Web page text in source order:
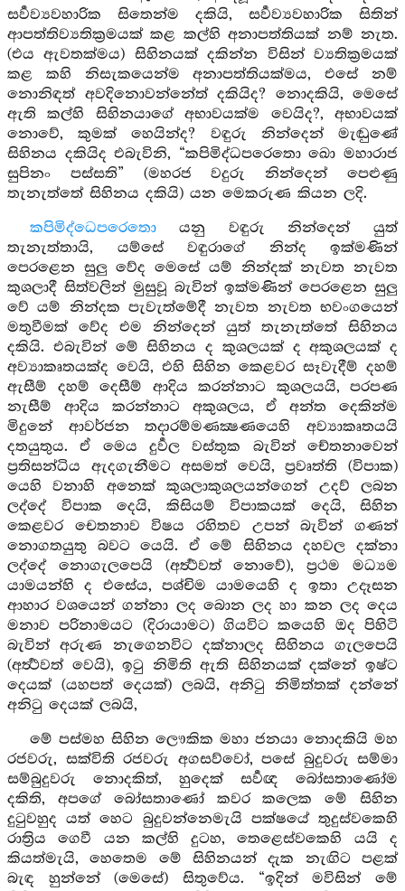
සර්‍වව්‍යවහාරික සිතෙන්ම දකියි, සර්‍වව්‍යවහාරික සිතින්
ආපත්තිව්‍යතික්‍රමයක් කළ කල්හි අනාපත්තියක් නම් නැත.
(එය ඇවතක්මය) සිහිනයක් දකින්න විසින් ව්‍යතික්‍රමයක්
කළ කහි නිසැකයෙන්ම අනාපත්තියක්මය, එසේ නම්
නොනිඳත් අවදිනොවන්නේත් දකියිද? නොදකියි, මෙසේ
ඇති කල්හි සිහිනයාගේ අභාවයක්ම වෙයිද?, අභාවයක්
නොවේ, කුමක් හෙයින්ද? වඳුරු නින්දෙන් මැඬුණේ
සිහිනය දකියිද එබැවිනි, “කපිමිද්ධපරෙතො ඛො මහාරාජ
සුපිනං පස්සති” (මහරජ වදුරු නින්දෙන් පෙළුණු
තැනැත්තේ සිහිනය දකියි) යන මෙකරුණ කියන ලදි.
කපිමිද්ධෙපරෙතොයනු වඳුරු නින්දෙන් යුත්
තැනැත්තායි, යම්සේ වඳුරාගේ නින්ද ඉක්මණින්
පෙරළෙන සුලු වේද මෙසේ යම් නින්දක් නැවත නැවත
කුශලාදී සිත්වලින් මුසුවූ බැවින් ඉක්මණින් පෙරළෙන සුලු
වේ යම් නින්දක පැවැත්මේදී නැවත නැවත භවංගයෙන්
මතුවීමක් වේද එම නින්දෙන් යුත් තැනැත්තේ සිහිනය
දකියි. එබැවින් මේ සිහිනය ද කුශලයක් ද අකුශලයක් ද
අව්‍යාකෘතයක්ද වෙයි, එහි සිහින කෙළවර සෑවැදීම් දහම්
ඇසීම් දහම් දෙසීම් ආදිය කරන්නාට කුශලයයි, පරපණ
නැසීම් ආදිය කරන්නාට අකුශලය, ඒ අන්ත දෙකින්ම
මිදුනේ ආවර්ජන තදාරම්මණක්‍ෂණයෙහි අව්‍යාකෘතයයි
දතයුතුය. ඒ මෙය දුර්‍වල වස්තුක බැවින් චේතනාවෙන්
ප්‍රතිසන්ධිය ඇදගැනීමට අසමත් වෙයි, ප්‍රවෘත්ති (විපාක)
යෙහි වනාහි අනෙක් කුශලාකුශලයන්ගෙන් උදව් ලබන
ලද්දේ විපාක දෙයි, කිසියම් විපාකයක් දෙයි, සිහින
කෙළවර චෙතනාව විෂය රහිතව උපන් බැවින් ගණන්
නොගතයුතු බවට යෙයි. ඒ මේ සිහිනය දහවල දක්නා
ලද්දේ නොගැලපෙයි (අර්‍ත්‍ථවත් නොවේ), ප්‍රථම මධ්‍යම
යාමයන්හි ද එසේය, පශ්චිම යාමයෙහි ද ඉතා උදෑසන
ආහාර වශයෙන් ගන්නා ලද බොන ලද හා කන ලද දෙය
මනාව පරිනාමයට (දිරායාමට) ගියවිට කයෙහි ඔද පිහිටි
බැවින් අරුණ නැගෙනවිට දක්නාලද සිහිනය ගැලපෙයි
(අර්‍ත්‍ථවත් වෙයි), ඉටු නිමිති ඇති සිහිනයක් දක්නේ ඉෂ්ට
දෙයක් (යහපත් දෙයක්) ලබයි, අනිටු නිමිත්තක් දන්නේ
අනිටු දෙයක් ලබයි,
මේ පස්මහ සිහින ලෞකික මහා ජනයා නොදකියි මහ
රජවරු, සක්විති රජවරු අගසව්වෝ, පසේ බුදුවරු සම්මා
සම්බුදුවරු නොදකිත්, හුදෙක් සර්‍වඥ බෝසතාණෝම
දකිති, අපගේ බෝසතාණෝ කවර කලෙක මේ සිහින
දුටුවහුද යත් හෙට බුදුවන්නෙමැයි පක්ෂයේ තුදුස්වකෙහි
රාත්‍රිය ගෙවී යන කල්හි දුටහ, තෙළෙස්වකෙහි යයි ද
කියත්මැයි, හෙතෙම මේ සිහිනයන් දැක නැඟිට පළක්
බැඳ හුන්නේ (මෙසේ) සිතුවේය. “ඉදින් මවිසින් මේ